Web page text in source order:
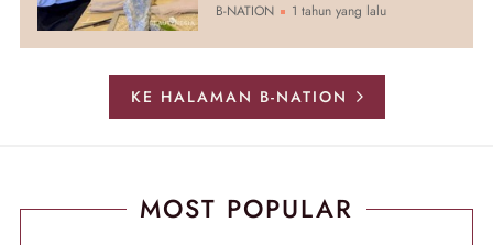
B-NATION 1 tahun yang lalu
KE HALAMAN B-NATION
MOST POPULAR